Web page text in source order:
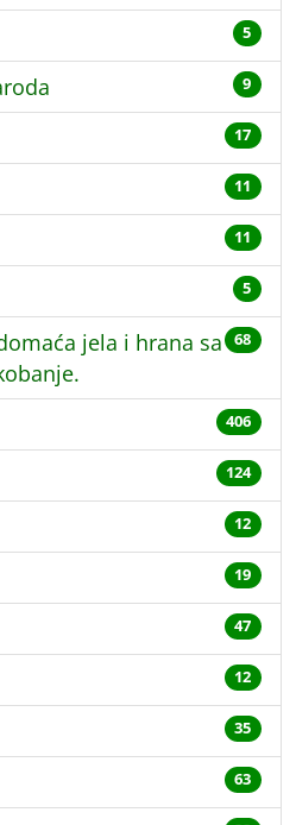
5
9
17
11
11
5
jela i hrana sa
68
406
124
12
19
47
12
35
63